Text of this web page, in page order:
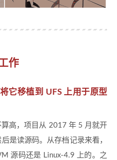
作
它移植到 UFS 上用于原型
高，项目从 2017 年 5 月就开
是读源码。从存档记录来看，
源码还是 Linux-4.9 上的。之